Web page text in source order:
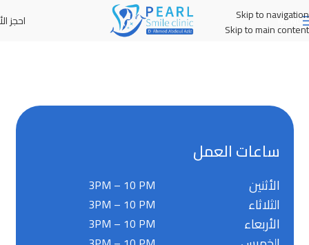
Skip to navigation
Skip to main content
MENU احجز
ساعات العمل
3PM – 10 PM الأثنين
3PM – 10 PM الثلاثاء
3PM – 10 PM الأربعاء